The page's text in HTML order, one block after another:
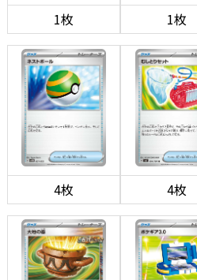
1枚 1枚
4枚 4枚